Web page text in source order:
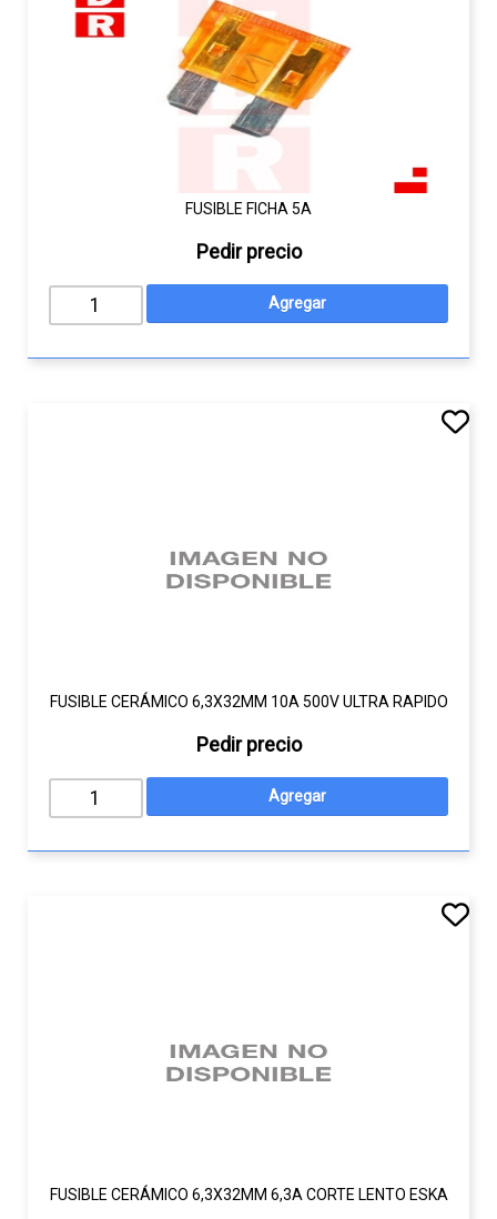
FUSIBLE FICHA 5A
Pedir precio
FUSIBLE CERÁMICO 6,3X32MM 10A 500V ULTRA RAPIDO
Pedir precio
FUSIBLE CERÁMICO 6,3X32MM 6,3A CORTE LENTO ESKA